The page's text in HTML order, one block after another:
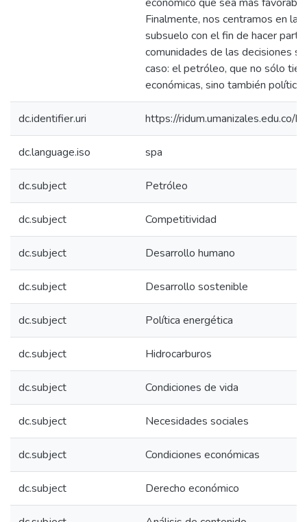
Finalmente, nos centramos en la
subsuelo con el fin de hacer
comunidades de las decisiones
caso: el petróleo, que no sólo
económicas, sino también
dc.identifier.uri https://
dc.language.iso spa
dc.subject Petróleo
dc.subject Competitividad
dc.subject Desarrollo humano
dc.subject Desarrollo sostenible
dc.subject Política energética
dc.subject Hidrocarburos
dc.subject Condiciones de vida
dc.subject Necesidades sociales
dc.subject Condiciones económicas
dc.subject Derecho económico